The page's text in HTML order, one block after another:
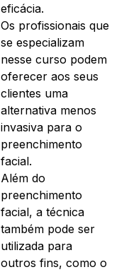
eficácia.
Os profissionais que
se especializam
nesse curso podem
oferecer aos seus
clientes uma
alternativa menos
invasiva para o
preenchimento
facial.
Além do
preenchimento
facial, a técnica
também pode ser
utilizada para
outros fins, como o